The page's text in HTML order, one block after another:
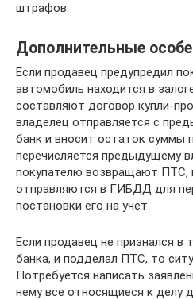
штрафов.
Дополнительные
Если продавец предупредил
автомобиль находится в
составляют договор купли-
владелец отправляется с
банк и вносит остаток суммы
перечисляется предыдущему
покупателю возвращают ПТС,
отправляются в ГИБДД для
постановки его на учет.
Если продавец не признался в
банка, и подделал ПТС, то
Потребуется написать
нему все относящиеся к делу